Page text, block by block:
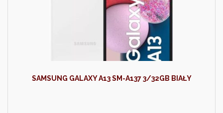
SAMSUNG GALAXY A13 SM-A137 3/32GB BIAŁY